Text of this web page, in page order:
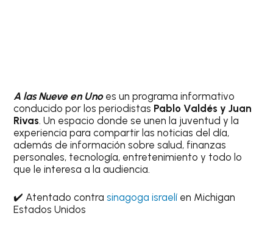
A las Nueve en Unoes un programa informativo
conducido por los periodistas Pablo Valdés y Juan
Rivas. Un espacio donde se unen la juventud y la
experiencia para compartir las noticias del día,
además de información sobre salud, finanzas
personales, tecnología, entretenimiento y todo lo
que le interesa a la audiencia.
✔️ Atentado contrasinagoga israelí en Michigan
Estados Unidos